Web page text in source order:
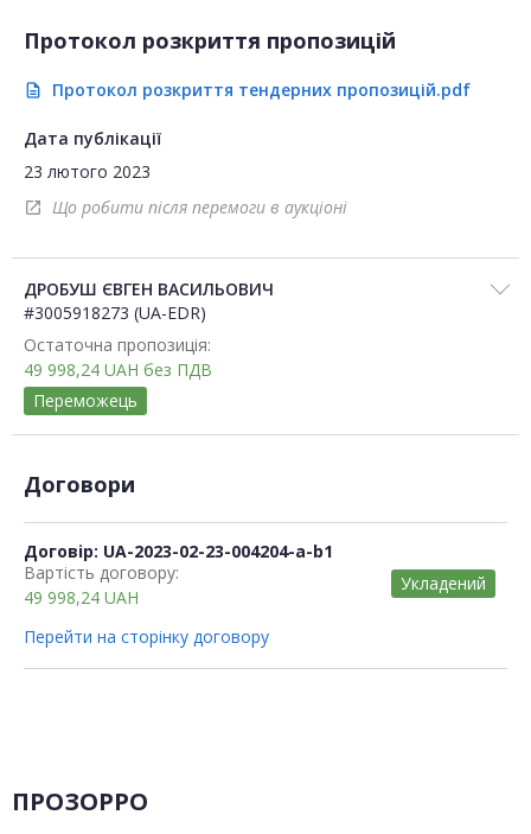
Протокол розкриття пропозицій
description Протокол розкриття тендерних пропозицій.pdf
Дата публікації
23 лютого 2023
open_in_new Що робити після перемоги в аукціоні
ДРОБУШ ЄВГЕН ВАСИЛЬОВИЧ
#3005918273 (UA-EDR)
Остаточна пропозиція:
49 998,24 UAH без ПДВ
Переможець
Договори
Договір: UA-2023-02-23-004204-a-b1
Вартість договору:
49 998,24 UAH
Укладений
Перейти на сторінку договору
ПРОЗОРРО